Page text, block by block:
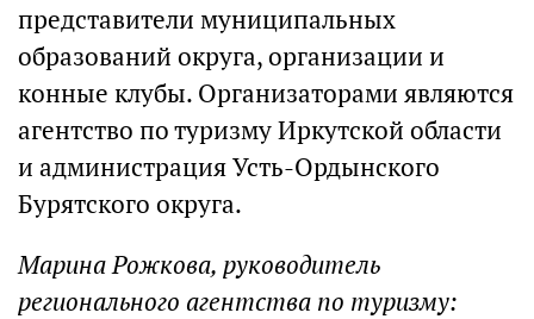
представители муниципальных
образований округа, организации и
конные клубы. Организаторами являются
агентство по туризму Иркутской области
и администрация Усть-Ордынского
Бурятского округа.
Марина Рожкова, руководитель
регионального агентства по туризму: